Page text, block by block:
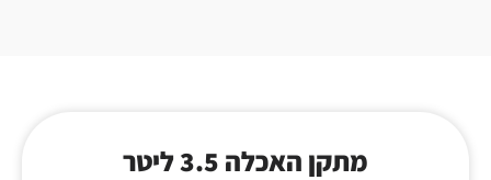
מתקן האכלה 3.5 ליטר